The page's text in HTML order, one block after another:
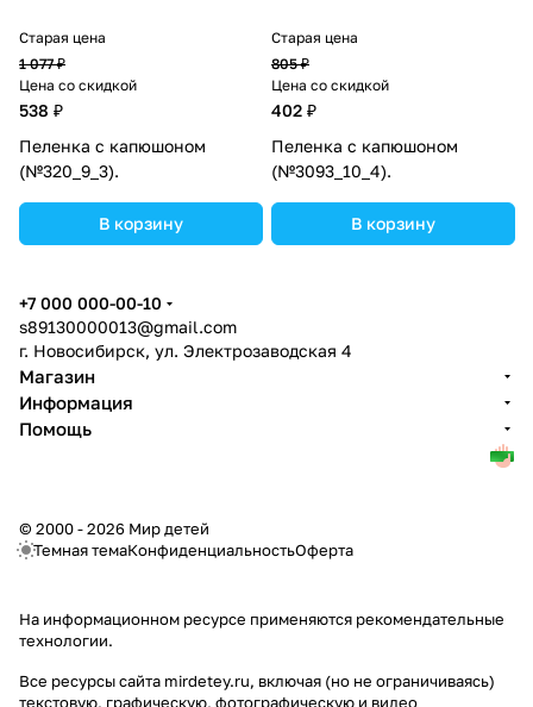
Старая цена
1 077 ₽
Цена со скидкой
538 ₽
Пеленка с капюшоном
(№320_9_3).
В корзину
Старая цена
805 ₽
Цена со скидкой
402 ₽
Пеленка с капюшоном
(№3093_10_4).
В корзину
+7 000 000-00-10
s89130000013@gmail.com
г. Новосибирск, ул. Электрозаводская 4
Магазин
Информация
Помощь
© 2000 - 2026 Мир детей
Темная темаКонфиденциальностьОферта
На информационном ресурсе применяются рекомендательные
технологии.
Все ресурсы сайта mirdetey.ru, включая (но не ограничиваясь)
текстовую, графическую, фотографическую и видео